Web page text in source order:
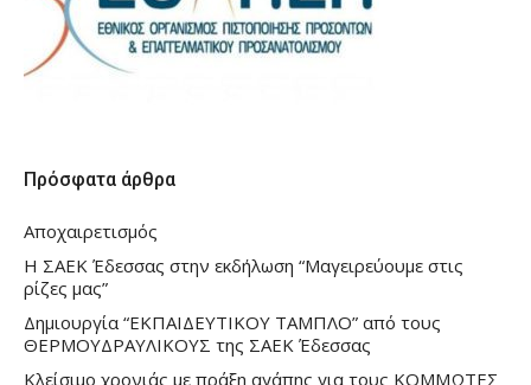
Πρόσφατα άρθρα
Αποχαιρετισμός
Η ΣΑΕΚ Έδεσσας στην εκδήλωση “Μαγειρεύουμε στις
ρίζες μας”
Δημιουργία “ΕΚΠΑΙΔΕΥΤΙΚΟΥ ΤΑΜΠΛΟ” από τους
ΘΕΡΜΟΥΔΡΑΥΛΙΚΟΥΣ της ΣΑΕΚ Έδεσσας
Κλείσιμο χρονιάς με πράξη αγάπης για τους ΚΟΜΜΩΤΕΣ